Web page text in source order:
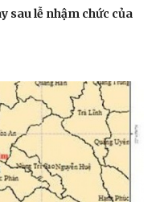
sau lễ nhậm chức của